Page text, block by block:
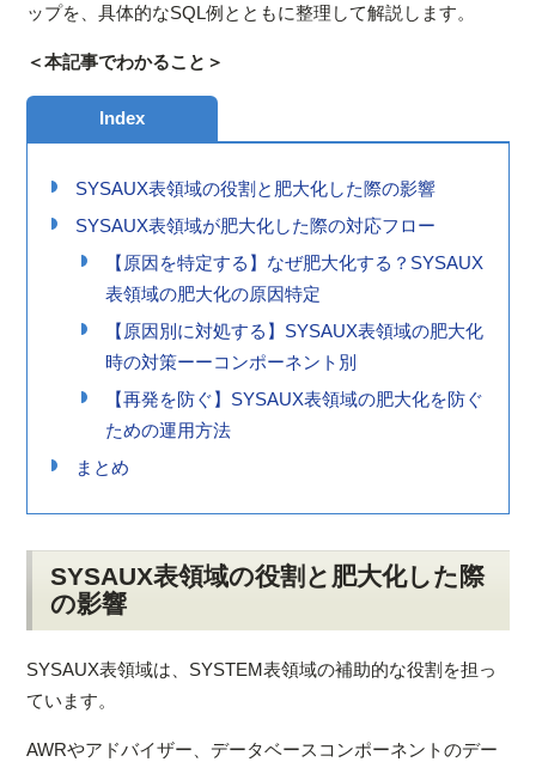
ップを、具体的なSQL例とともに整理して解説します。
＜本記事でわかること＞
Index
SYSAUX表領域の役割と肥大化した際の影響
SYSAUX表領域が肥大化した際の対応フロー
【原因を特定する】なぜ肥大化する？SYSAUX
表領域の肥大化の原因特定
【原因別に対処する】SYSAUX表領域の肥大化
時の対策ーーコンポーネント別
【再発を防ぐ】SYSAUX表領域の肥大化を防ぐ
ための運用方法
まとめ
SYSAUX表領域の役割と肥大化した際
の影響
SYSAUX表領域は、SYSTEM表領域の補助的な役割を担っ
ています。
AWRやアドバイザー、データベースコンポーネントのデー